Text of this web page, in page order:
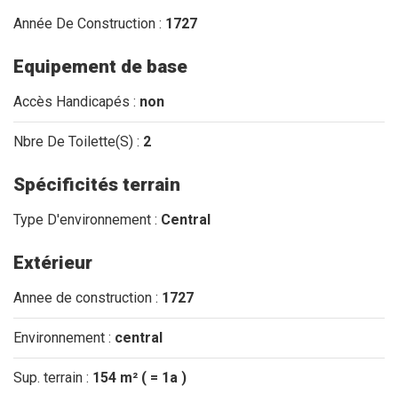
Année De Construction : 1727
Equipement de base
Accès Handicapés : non
Nbre De Toilette(S) : 2
Spécificités terrain
Type D'environnement : Central
Extérieur
Annee de construction : 1727
Environnement : central
Sup. terrain : 154 m² ( = 1a )